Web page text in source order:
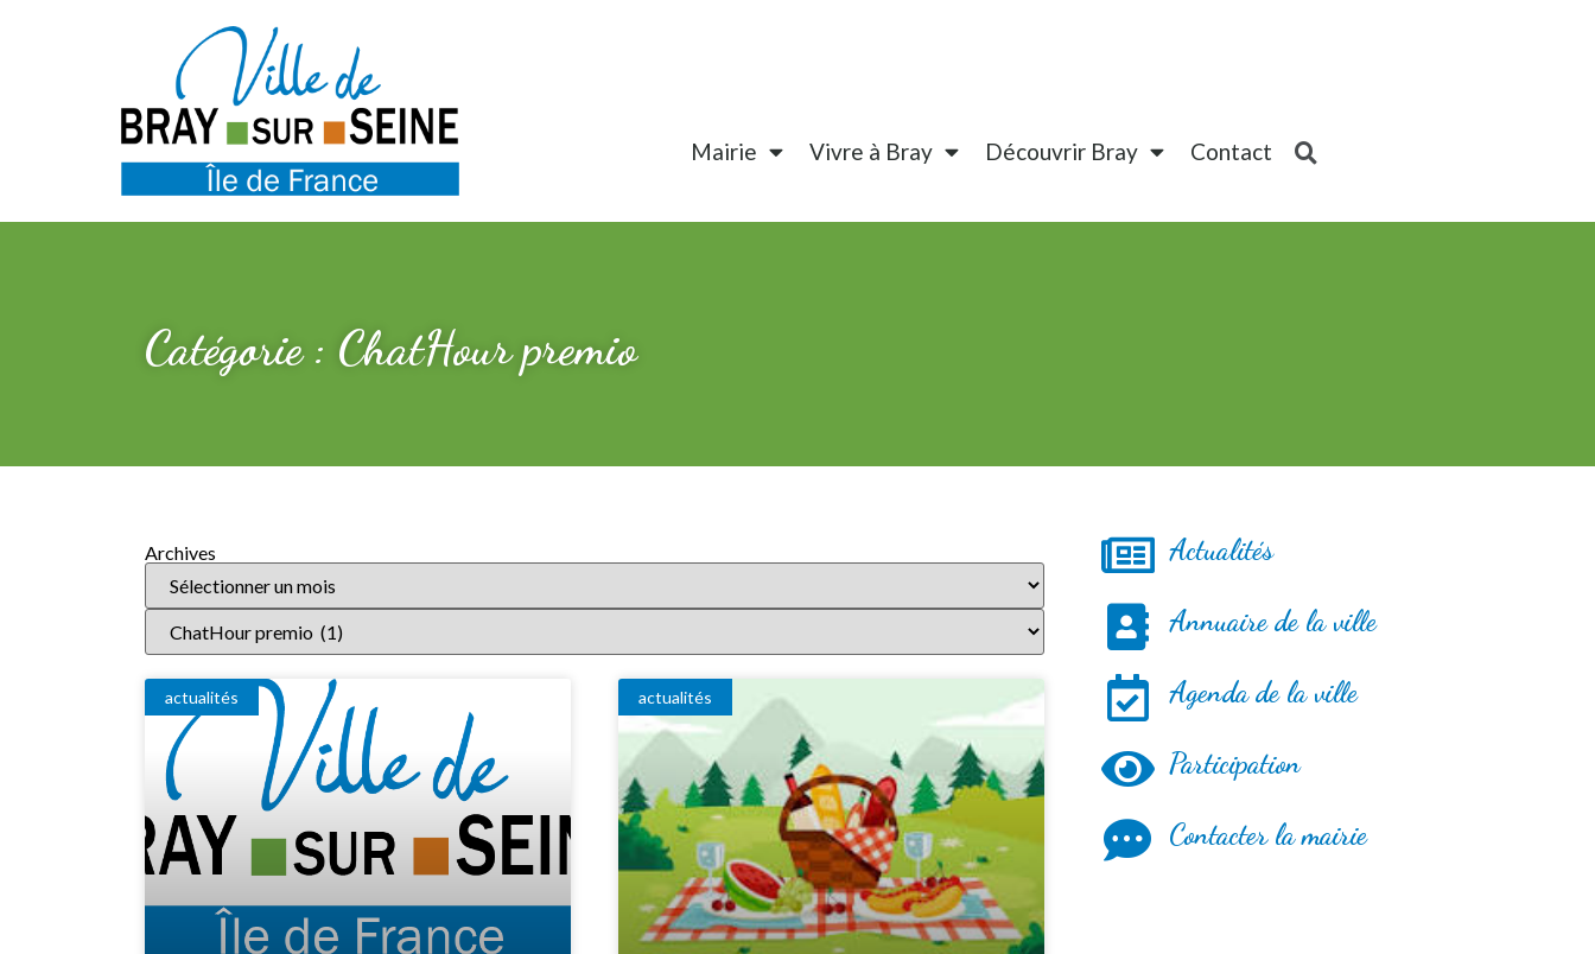
Mairie Vivre à Bray Découvrir Bray Contact
Catégorie : ChatHour premio
Archives
actualités actualités
Actualités
Annuaire de la ville
Agenda de la ville
Participation
Contacter la mairie